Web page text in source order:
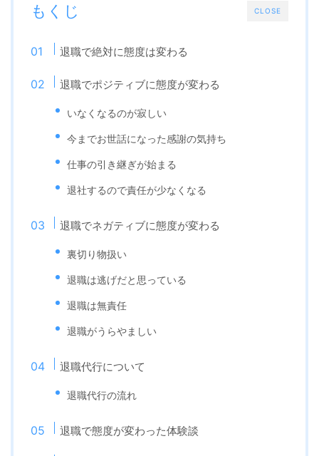
CLOSE
もくじ
退職で絶対に態度は変わる
退職でポジティブに態度が変わる
いなくなるのが寂しい
今までお世話になった感謝の気持ち
仕事の引き継ぎが始まる
退社するので責任が少なくなる
退職でネガティブに態度が変わる
裏切り物扱い
退職は逃げだと思っている
退職は無責任
退職がうらやましい
退職代行について
退職代行の流れ
退職で態度が変わった体験談